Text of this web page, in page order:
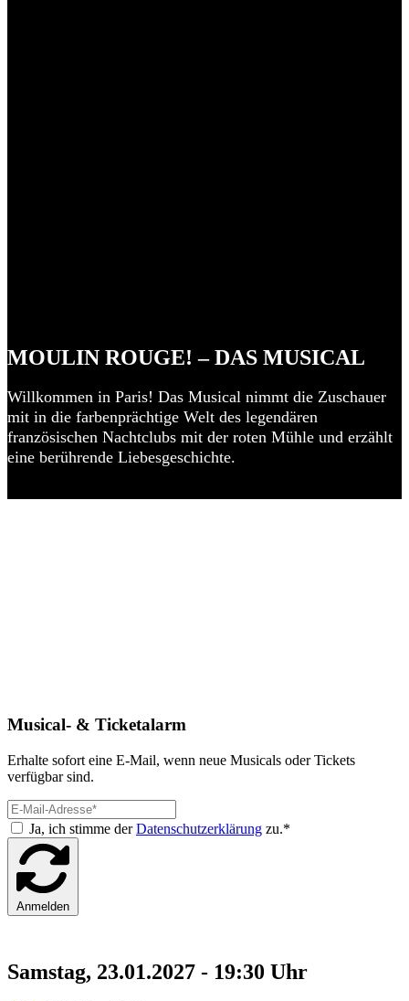
MOULIN ROUGE! – DAS MUSICAL
Willkommen in Paris! Das Musical nimmt die Zuschauer
mit in die farbenprächtige Welt des legendären
französischen Nachtclubs mit der roten Mühle und erzählt
eine berührende Liebesgeschichte.
Musical- & Ticketalarm
Erhalte sofort eine E-Mail, wenn neue Musicals oder Tickets
verfügbar sind.
Ja, ich stimme derDatenschutzerklärung zu.*
Anmelden
Samstag, 23.01.2027 - 19:30 Uhr